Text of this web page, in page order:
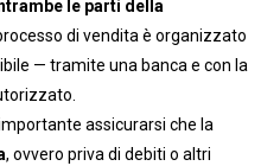
le parti della
di vendita è organizzato
— tramite una banca e con la
assicurarsi che la
, ovvero priva di debiti o altri